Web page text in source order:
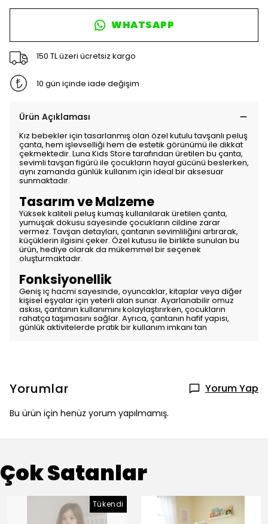
WHATSAPP
150 TL üzeri ücretsiz kargo
10 gün içinde iade değişim
Ürün Açıklaması
Kız bebekler için tasarlanmış olan özel kutulu tavşanlı peluş
çanta, hem işlevselliği hem de estetik görünümü ile dikkat
çekmektedir. Luna Kids Store tarafından üretilen bu çanta,
sevimli tavşan figürü ile çocukların hayal gücünü beslerken,
aynı zamanda günlük kullanım için ideal bir aksesuar
sunmaktadır.
Tasarım ve Malzeme
Yüksek kaliteli peluş kumaş kullanılarak üretilen çanta,
yumuşak dokusu sayesinde çocukların cildine zarar
vermez. Tavşan detayları, çantanın sevimliliğini artırarak,
küçüklerin ilgisini çeker. Özel kutusu ile birlikte sunulan bu
ürün, hediye olarak da mükemmel bir seçenek
oluşturmaktadır.
Fonksiyonellik
Geniş iç hacmi sayesinde, oyuncaklar, kitaplar veya diğer
kişisel eşyalar için yeterli alan sunar. Ayarlanabilir omuz
askısı, çantanın kullanımını kolaylaştırırken, çocukların
rahatça taşımasını sağlar. Ayrıca, çantanın hafif yapısı,
günlük aktivitelerde pratik bir kullanım imkanı tan
Yorumlar Yorum Yap
Bu ürün için henüz yorum yapılmamış.
Çok Satanlar
Tükendi